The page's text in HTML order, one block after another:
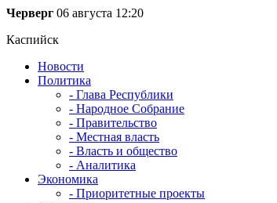
Черверг 06 августа 12:20
Каспийск
Новости
Политика
- Глава Республики
- Народное Собрание
- Правительство
- Местная власть
- Власть и общество
- Аналитика
Экономика
- Приоритетные проекты